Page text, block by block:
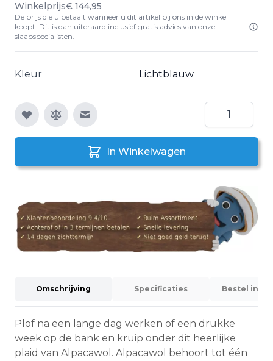
Winkelprijs€ 144,95
De prijs die u betaalt wanneer u dit artikel bij ons in de winkel
koopt. Dit is dan uiteraard inclusief gratis advies van onze
slaapspecialisten.
Kleur Lichtblauw
E-mail naar een vriend
Aantal
In Winkelwagen
Omschrijving Specificaties Bestel
Plof na een lange dag werken of een drukke
week op de bank en kruip onder dit heerlijke
plaid van Alpacawol. Alpacawol behoort tot één